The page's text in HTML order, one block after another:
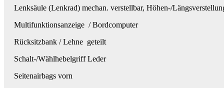
Lenksäule (Lenkrad) mechan. verstellbar, Höhen-/
Multifunktionsanzeige / Bordcomputer
Rücksitzbank / Lehne geteilt
Schalt-/Wählhebelgriff Leder
Seitenairbags vorn